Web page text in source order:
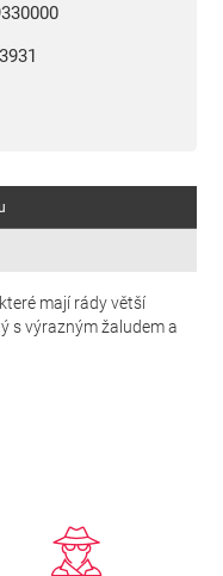
mají rády větší
s výrazným žaludem a